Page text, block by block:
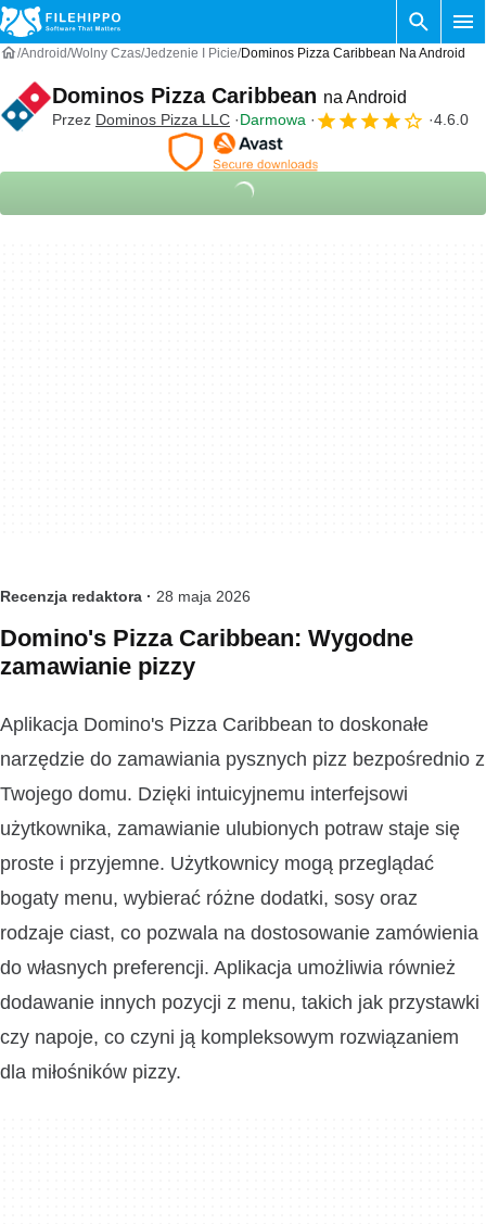
Android Wolny Czas Jedzenie I Picie Dominos Pizza Caribbean Na Android
Dominos Pizza Caribbean na Android
Przez Dominos Pizza LLC Darmowa 4.6.0
Recenzja redaktora · 28 maja 2026
Domino's Pizza Caribbean: Wygodne
zamawianie pizzy
Aplikacja Domino's Pizza Caribbean to doskonałe
narzędzie do zamawiania pysznych pizz bezpośrednio z
Twojego domu. Dzięki intuicyjnemu interfejsowi
użytkownika, zamawianie ulubionych potraw staje się
proste i przyjemne. Użytkownicy mogą przeglądać
bogaty menu, wybierać różne dodatki, sosy oraz
rodzaje ciast, co pozwala na dostosowanie zamówienia
do własnych preferencji. Aplikacja umożliwia również
dodawanie innych pozycji z menu, takich jak przystawki
czy napoje, co czyni ją kompleksowym rozwiązaniem
dla miłośników pizzy.